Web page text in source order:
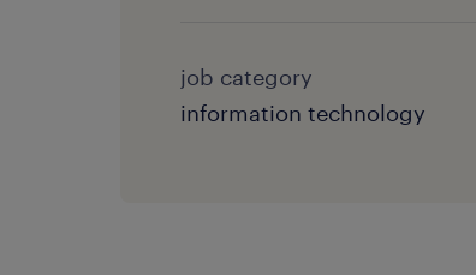
job category
information technology